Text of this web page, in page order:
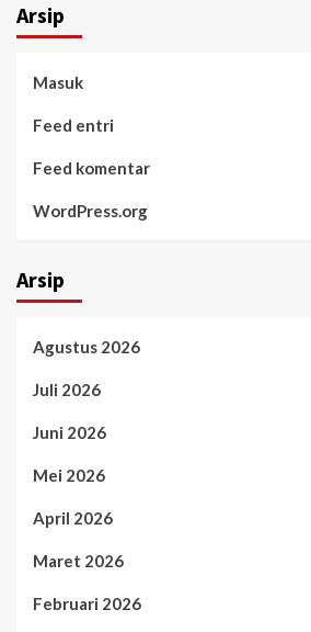
Arsip
Masuk
Feed entri
Feed komentar
WordPress.org
Arsip
Agustus 2026
Juli 2026
Juni 2026
Mei 2026
April 2026
Maret 2026
Februari 2026